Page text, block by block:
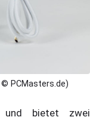
PCMasters.de)
und bietet zwei